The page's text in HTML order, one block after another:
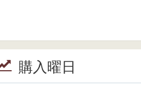
購入曜日